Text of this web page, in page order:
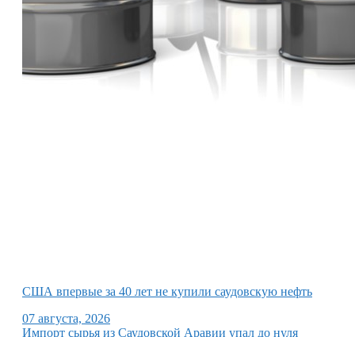
США впервые за 40 лет не купили саудовскую нефть
07 августа, 2026
Импорт сырья из Саудовской Аравии упал до нуля